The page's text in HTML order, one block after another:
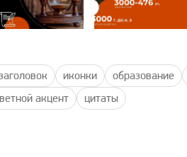
иконки образование
акцент цитаты